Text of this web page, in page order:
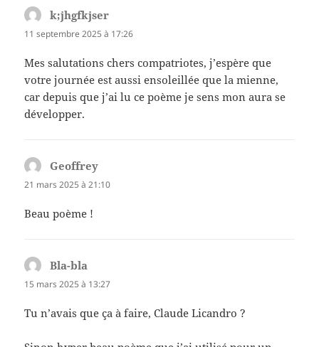
k;jhgfkjser
11 septembre 2025 à 17:26
Mes salutations chers compatriotes, j’espère que
votre journée est aussi ensoleillée que la mienne,
car depuis que j’ai lu ce poème je sens mon aura se
développer.
Geoffrey
21 mars 2025 à 21:10
Beau poème !
Bla-bla
15 mars 2025 à 13:27
Tu n’avais que ça à faire, Claude Licandro ?